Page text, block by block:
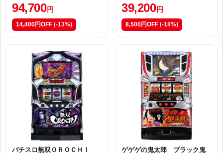
94,700 円
14,400円OFF (-13%)
39,200 円
8,500円OFF (-18%)
パチスロ無双ＯＲＯＣＨＩ
ゲゲゲの鬼太郎 ブラック鬼